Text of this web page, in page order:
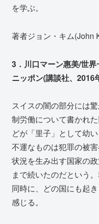
を学ぶ。
著者ジョン・キム(John
3．川口マーン惠美/世
ニッポン(講談社、2016
スイスの闇の部分には
制労働について書かれ
どが「里子」として幼
不運なものは犯罪の被
状況を生み出す国家の
まで続いたのだという
同時に、どの国にも起
感じる。